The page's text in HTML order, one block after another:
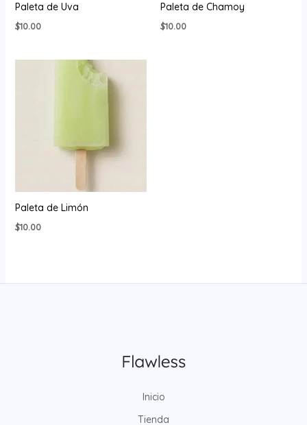
Paleta de Uva
$10.00
Paleta de Chamoy
$10.00
Paleta de Limón
$10.00
Inicio
Tienda